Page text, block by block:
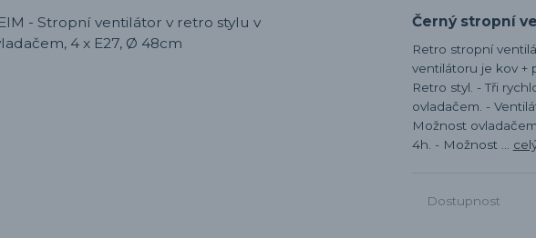
Černý stropní
Retro stropní
ventilátoru je kov +
Retro styl. - Tři
ovladačem. -
Možnost
4h. - Možnost ...
Dostupnost